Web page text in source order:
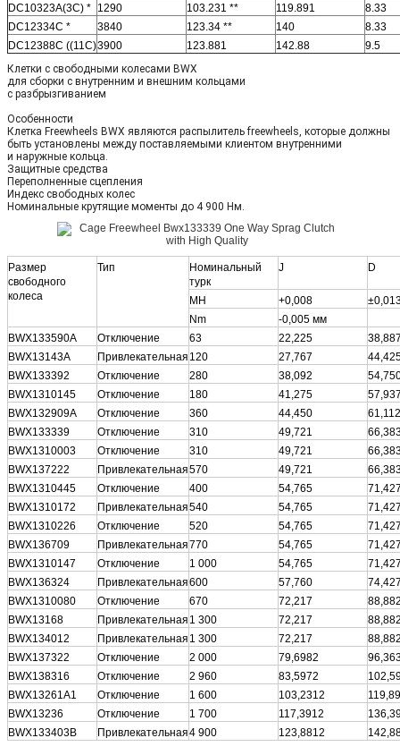
DC10323A(3C) * 1290 103.231 ** 119.891
8.33
DC12334C *
3840 123.34 ** 140
8.33
DC12388C ((11C)3900 123.881 142.88
9.5
Клетки с свободными колесами BWX
для сборки с внутренним и внешним кольцами
с разбрызгиванием
Особенности
Клетка Freewheels BWX являются распылитель freewheels, которые должны
быть установлены между поставляемыми клиентом внутренними
и наружные кольца.
Защитные средства
Переполненные сцепления
Индекс свободных колес
Номинальные крутящие моменты до 4 900 Нм.
Размер
свободного
колеса
Тип
Номинальный
турк
J D
МН +0,008
Nm
-0,005 мм
BWX133590A
Отключение 63 22,225
BWX13143A
Привлекательная 120 27,767
BWX133392
Отключение 280 38,092
BWX1310145
Отключение 180 41,275
BWX132909A
Отключение 360 44,450
61,112
BWX133339
Отключение 310 49,721
BWX1310003
Отключение 310 49,721
BWX137222
Привлекательная570 49,721
BWX1310445
Отключение 400 54,765
BWX1310172
Привлекательная540 54,765
BWX1310226
Отключение 520 54,765
BWX136709
Привлекательная770 54,765
BWX1310147
Отключение 1 000 54,765
BWX136324
Привлекательная600 57,760
BWX1310080
Отключение 670 72,217
BWX13168
Привлекательная 1 300 72,217
BWX134012
Привлекательная 1 300 72,217
BWX137322
Отключение 2 000 79,6982
BWX138316
Отключение 2 960 83,5972
BWX13261A1
Отключение 1 600 103,2312
BWX13236
Отключение 1 700 117,3912
BWX133403B
Привлекательная4 900 123,8812